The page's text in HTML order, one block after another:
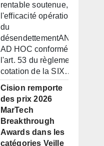
rentable soutenue, de
l'efficacité opérationnelle et
du
désendettementANNONCE
AD HOC conformément à
l'art. 53 du règlement de
cotation de la SIX…
Cision remporte
des prix 2026
MarTech
Breakthrough
Awards dans les
catégories Veille